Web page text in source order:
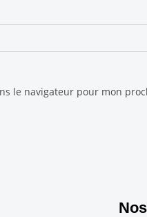
le navigateur pour mon